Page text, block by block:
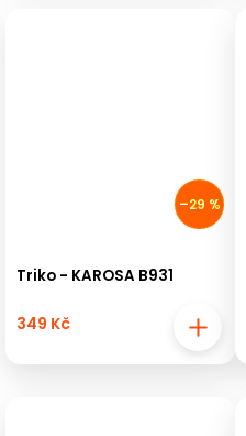
–29 %
Triko - KAROSA B931
349 Kč